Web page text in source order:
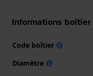
Informations boîtier
Code boîtier
Diamètre